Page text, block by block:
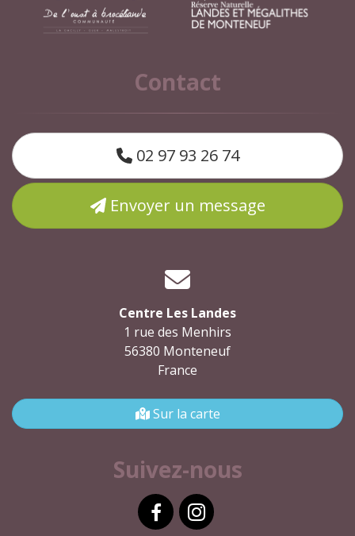
Contact
02 97 93 26 74
Envoyer un message
Centre Les Landes
1 rue des Menhirs
56380 Monteneuf
France
Sur la carte
Suivez-nous